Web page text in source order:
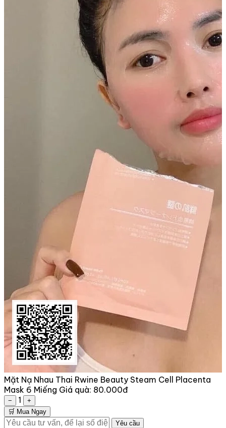
Mặt Nạ Nhau Thai Rwine Beauty Steam Cell Placenta
Mask 6 Miếng Giá quà: 80.000đ
− 1
+
🛒 Mua Ngay
Yêu cầu